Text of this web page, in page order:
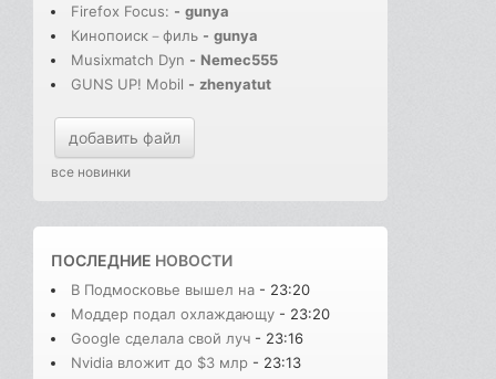
Firefox Focus: - gunya
Кинопоиск－филь - gunya
Musixmatch Dyn - Nemec555
GUNS UP! Mobil - zhenyatut
добавить файл
все новинки
ПОСЛЕДНИЕ НОВОСТИ
В Подмосковье вышел на - 23:20
Моддер подал охлаждающу - 23:20
Google сделала свой луч - 23:16
Nvidia вложит до $3 млр - 23:13